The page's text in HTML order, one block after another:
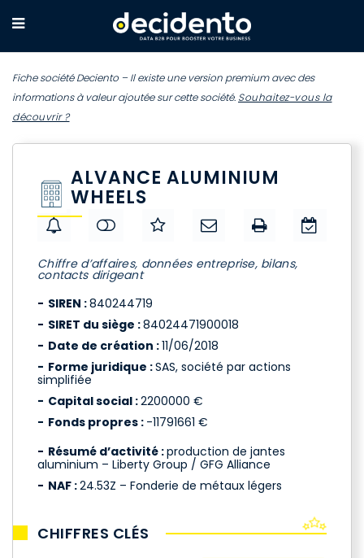
Fiche société Deciento – Il existe une version premium avec des
informations à valeur ajoutée sur cette société. Souhaitez-vous la
découvrir ?
ALVANCE ALUMINIUM
WHEELS
Chiffre d’affaires, données entreprise, bilans,
contacts dirigeant
SIREN :840244719
SIRET du siège :84024471900018
Date de création :11/06/2018
Forme juridique :SAS, société par actions
simplifiée
Capital social :2200000 €
Fonds propres : -11791661 €
Résumé d’activité :production de jantes
aluminium – Liberty Group / GFG Alliance
NAF :24.53Z – Fonderie de métaux légers
CHIFFRES CLÉS